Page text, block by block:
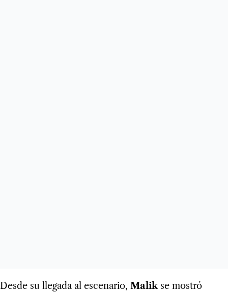
Desde su llegada al escenario, Malikse mostró